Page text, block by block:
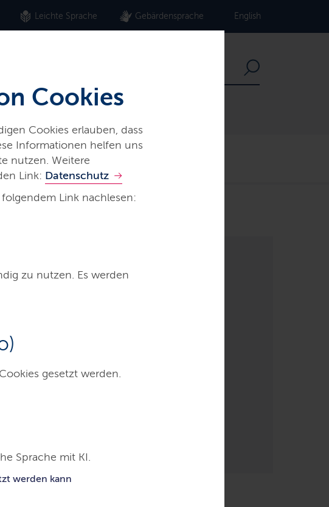
Cookies
Cookies erlauben, dass
Informationen helfen uns
nutzen. Weitere
Link: Datenschutz
Link nachlesen:
zu nutzen. Es werden
gesetzt werden.
Sprache mit KI.
werden kann
Leichte Sprache Gebärdensprache English
Der echte Norden